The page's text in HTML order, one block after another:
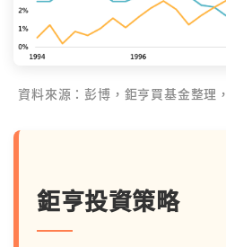
資料來源：彭博，鉅亨買基金整理
鉅亨投資策略